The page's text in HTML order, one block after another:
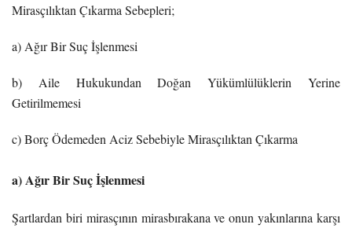
Mirasçılıktan Çıkarma Sebepleri;
a) Ağır Bir Suç İşlenmesi
b) Aile Hukukundan Doğan Yükümlülüklerin Yerine
Getirilmemesi
c) Borç Ödemeden Aciz Sebebiyle Mirasçılıktan Çıkarma
a) Ağır Bir Suç İşlenmesi
Şartlardan biri mirasçının mirasbırakana ve onun yakınlarına karşı